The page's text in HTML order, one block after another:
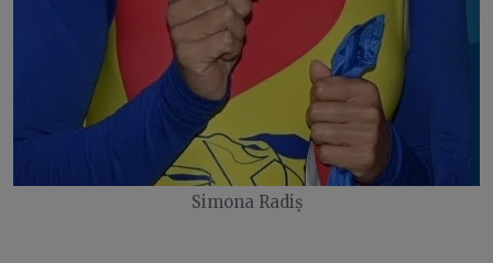
Simona Radiș